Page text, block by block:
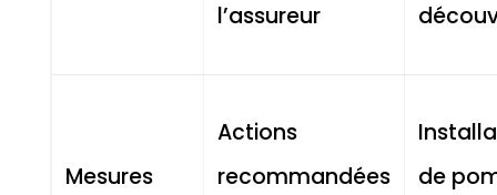
l’assureur
Mesures
Actions
recommandées
de